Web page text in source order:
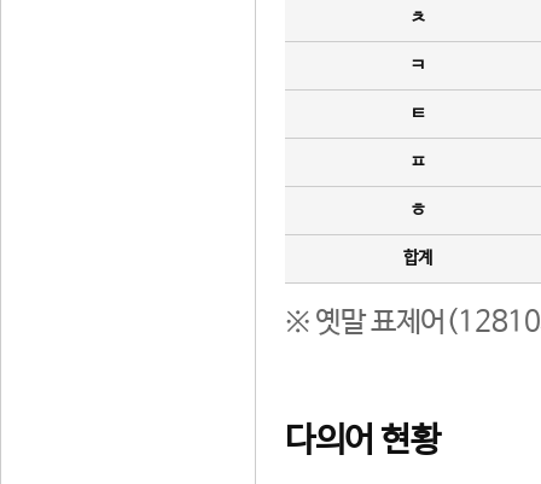
ㅊ
ㅋ
ㅌ
ㅍ
ㅎ
합계
※ 옛말 표제어(12810
다의어 현황